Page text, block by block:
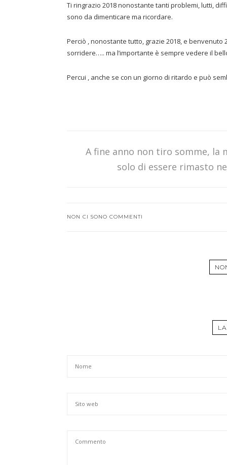
Ti ringrazio 2018 nonostante tanti problemi, lutti,
sono da dimenticare ma ricordare.
Perciò , nonostante tutto, grazie 2018, e benvenuto
sorridere….. ma l’importante è sempre vedere il
Percui , anche se con un giorno di ritardo e può
A fine anno non tiro somme, la
solo di essere rimasto
NON CI SONO COMMENTI